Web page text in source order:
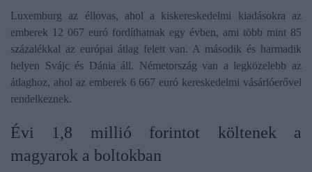
Luxemburg az éllovas, ahol a kiskereskedelmi kiadásokra az
emberek 12 067 euró fordíthatnak egy évben, ami több mint 85
százalékkal az európai átlag felett van. A második és harmadik
helyen Svájc és Dánia áll. Németország van a legközelebb az
átlaghoz, ahol az emberek 6 667 euró kereskedelmi vásárlóerővel
rendelkeznek.
Évi 1,8 millió forintot költenek a
magyarok a boltokban